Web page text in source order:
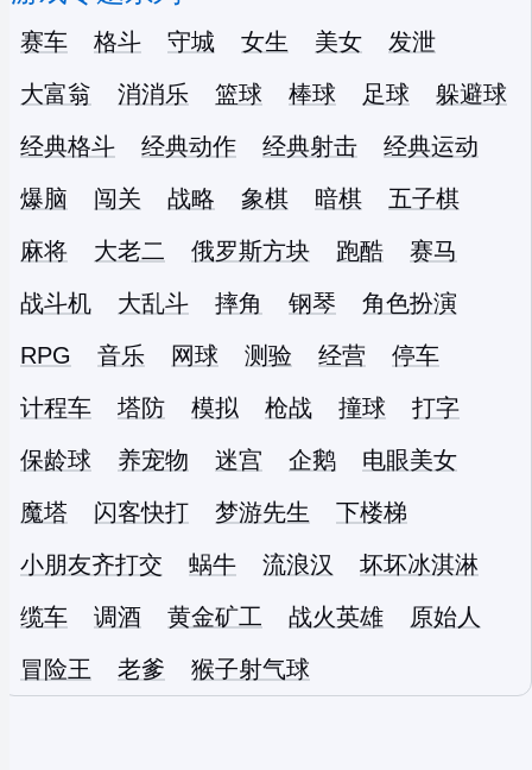
赛车 格斗 守城 女生 美女
发泄
大富翁
消消乐 篮球 棒球 足球
躲避球
经典格斗
经典动作 经典射击
经典运动
爆脑
闯关 战略 象棋 暗棋
五子棋
麻将
大老二 俄罗斯方块 跑酷
赛马
战斗机
大乱斗 摔角 钢琴
角色扮演
RPG
音乐 网球 测验 经营
停车
计程车
塔防 模拟 枪战 撞球
打字
保龄球
养宠物 迷宫 企鹅
电眼美女
魔塔
闪客快打 梦游先生
下楼梯
小朋友齐打交
蜗牛 流浪汉
坏坏冰淇淋
缆车
调酒 黄金矿工 战火英雄
原始人
冒险王
老爹 猴子射气球